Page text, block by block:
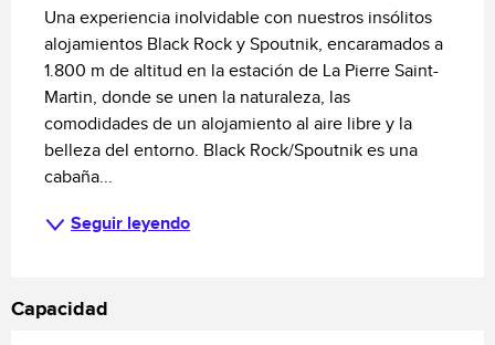
Una experiencia inolvidable con nuestros insólitos
alojamientos Black Rock y Spoutnik, encaramados a
1.800 m de altitud en la estación de La Pierre Saint-
Martin, donde se unen la naturaleza, las
comodidades de un alojamiento al aire libre y la
belleza del entorno. Black Rock/Spoutnik es una
cabaña...
Seguir leyendo
Capacidad